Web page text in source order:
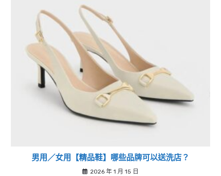
男用／女用【精品鞋】哪些品牌可以送洗店？
2026 年 1 月 15 日